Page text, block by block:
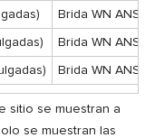
Brida WN ANSI
Brida WN ANSI
Brida WN ANSI
sitio se muestran a
se muestran las